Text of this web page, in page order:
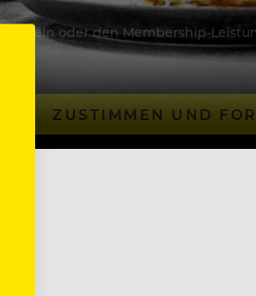
Artikeln oder den Membership-
ZUSTIMMEN UND